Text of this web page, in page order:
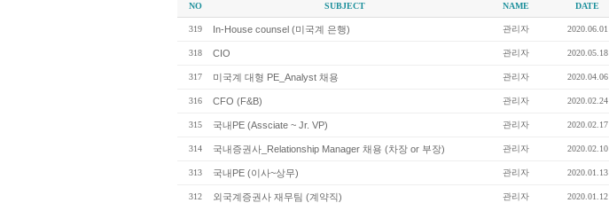
NO SUBJECT NAME DATE
319 In-House counsel (미국계 은행) 관리자 2020.06.01
318 CIO 관리자 2020.05.18
317 미국계 대형 PE_Analyst 채용 관리자 2020.04.06
316 CFO (F&B) 관리자 2020.02.24
315 국내PE (Assciate ~ Jr. VP) 관리자 2020.02.17
314 국내증권사_Relationship Manager 채용 (차장 or 부장) 관리자 2020.02.10
313 국내PE (이사~상무) 관리자 2020.01.13
312 외국계증권사 재무팀 (계약직) 관리자 2020.01.12